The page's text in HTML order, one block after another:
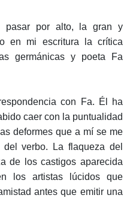
pasar por alto, la gran y
en mi escritura la crítica
germánicas y poeta Fa
con Fa. Él ha
caer con la puntualidad
deformes que a mí se me
del verbo. La flaqueza del
de los castigos aparecida
los artistas lúcidos que
antes que emitir una